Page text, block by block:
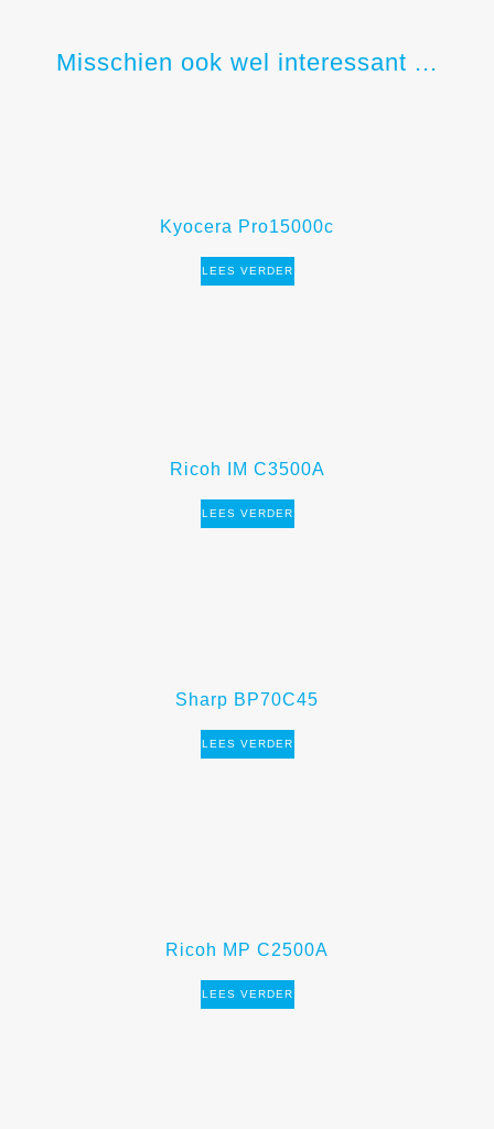
Misschien ook wel interessant ...
Kyocera Pro15000c
LEES VERDER
Ricoh IM C3500A
LEES VERDER
Sharp BP70C45
LEES VERDER
Ricoh MP C2500A
LEES VERDER